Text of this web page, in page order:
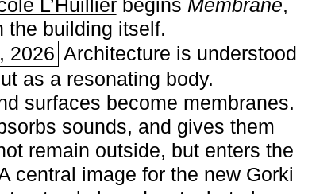
L’Huillierbegins ­ Membrane,
the building itself.
2026 Architecture is understood
as a resonating body.
surfaces become membranes.
sounds, and gives them
remain outside, but enters the
central image for the new Gorki